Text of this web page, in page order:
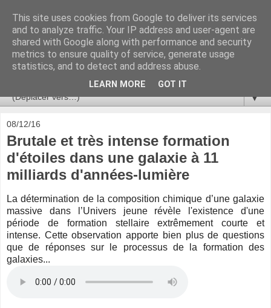
Ça se passe là haut
Astronomie, Astrophysique, Astroparticules, Cosmologie.
L'infini se contemple, indéfiniment. ISSN 2272-5768
▼
08/12/16
Brutale et très intense formation
d'étoiles dans une galaxie à 11
milliards d'années-lumière
La détermination de la composition chimique d’une galaxie
massive dans l’Univers jeune révèle l'existence d'une
période de formation stellaire extrêmement courte et
intense. Cette observation apporte bien plus de questions
que de réponses sur le processus de la formation des
galaxies...
This site uses cookies from Google to deliver its services
and to analyze traffic. Your IP address and user-agent are
shared with Google along with performance and security
metrics to ensure quality of service, generate usage
statistics, and to detect and address abuse.
LEARN MORE GOT IT